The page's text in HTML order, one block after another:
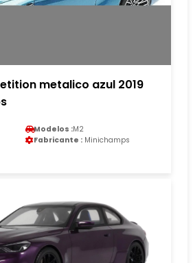
metalico azul 2019
Modelos :M2
Fabricante : Minichamps